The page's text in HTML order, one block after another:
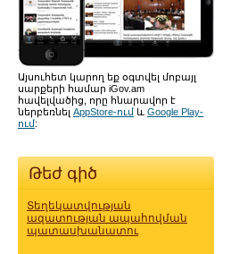
Այսուհետ կարող եք օգտվել մոբայլ
սարքերի համար iGov.am
հավելվածից, որը հնարավոր է
ներբեռնել AppStore-ում և Google Play-
ում:
Թեժ գիծ
Տեղեկատվության
ազատության ապահովման
պատասխանատու